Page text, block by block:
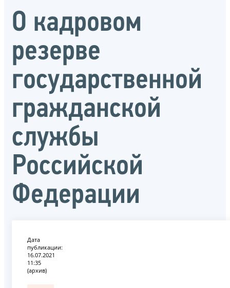
О кадровом
резерве
государственной
гражданской
службы
Российской
Федерации
Дата
публикации:
16.07.2021
11:35
(архив)